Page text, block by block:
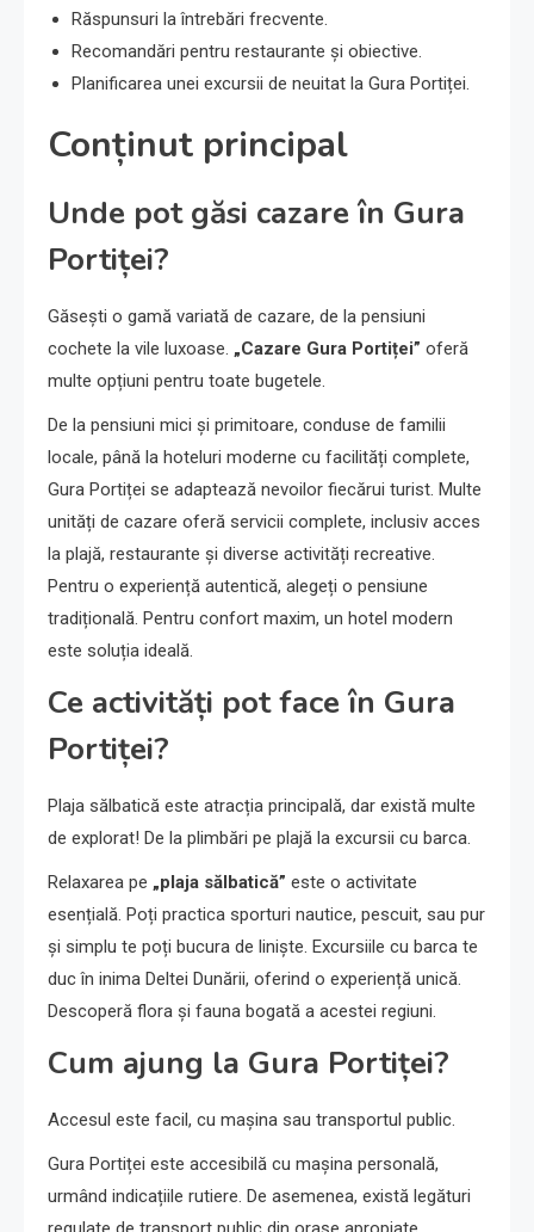
Răspunsuri la întrebări frecvente.
Recomandări pentru restaurante și obiective.
Planificarea unei excursii de neuitat la Gura Portiței.
Conținut principal
Unde pot găsi cazare în Gura
Portiței?
Găsești o gamă variată de cazare, de la pensiuni
cochete la vile luxoase. „Cazare Gura Portiței” oferă
multe opțiuni pentru toate bugetele.
De la pensiuni mici și primitoare, conduse de familii
locale, până la hoteluri moderne cu facilități complete,
Gura Portiței se adaptează nevoilor fiecărui turist. Multe
unități de cazare oferă servicii complete, inclusiv acces
la plajă, restaurante și diverse activități recreative.
Pentru o experiență autentică, alegeți o pensiune
tradițională. Pentru confort maxim, un hotel modern
este soluția ideală.
Ce activități pot face în Gura
Portiței?
Plaja sălbatică este atracția principală, dar există multe
de explorat! De la plimbări pe plajă la excursii cu barca.
Relaxarea pe „plaja sălbatică” este o activitate
esențială. Poți practica sporturi nautice, pescuit, sau pur
și simplu te poți bucura de liniște. Excursiile cu barca te
duc în inima Deltei Dunării, oferind o experiență unică.
Descoperă flora și fauna bogată a acestei regiuni.
Cum ajung la Gura Portiței?
Accesul este facil, cu mașina sau transportul public.
Gura Portiței este accesibilă cu mașina personală,
urmând indicațiile rutiere. De asemenea, există legături